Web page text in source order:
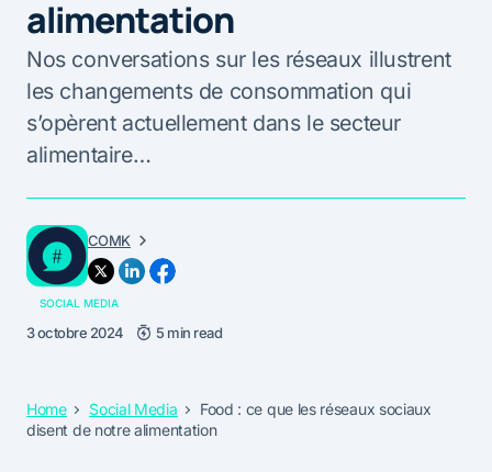
alimentation
Nos conversations sur les réseaux illustrent
les changements de consommation qui
s’opèrent actuellement dans le secteur
alimentaire…
COMK
SOCIAL MEDIA
3 octobre 2024 5 min read
Home Social Media
Food : ce que les réseaux sociaux
disent de notre alimentation